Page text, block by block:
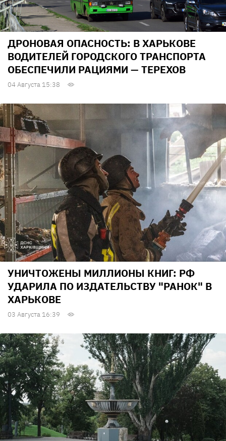
ДРОНОВАЯ ОПАСНОСТЬ: В ХАРЬКОВЕ
ВОДИТЕЛЕЙ ГОРОДСКОГО ТРАНСПОРТА
ОБЕСПЕЧИЛИ РАЦИЯМИ — ТЕРЕХОВ
04 Августа 15:38
УНИЧТОЖЕНЫ МИЛЛИОНЫ КНИГ: РФ
УДАРИЛА ПО ИЗДАТЕЛЬСТВУ "РАНОК" В
ХАРЬКОВЕ
03 Августа 16:39